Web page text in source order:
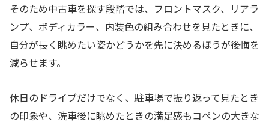
そのため中古車を探す段階では、フロントマスク、リアラ
ンプ、ボディカラー、内装色の組み合わせを見たときに、
自分が長く眺めたい姿かどうかを先に決めるほうが後悔を
減らせます。
休日のドライブだけでなく、駐車場で振り返って見たとき
の印象や、洗車後に眺めたときの満足感もコペンの大きな